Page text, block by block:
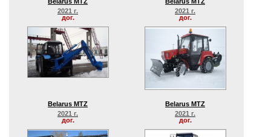
2021 г.
дог.
2021 г.
дог.
Belarus MTZ
2021 г.
дог.
Belarus MTZ
2021 г.
дог.